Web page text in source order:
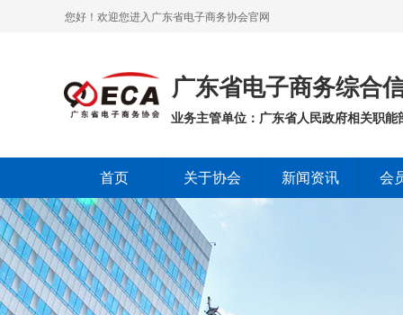
您好！欢迎您进入广东省电子商务协会官网
广东省电子商务综合
业务主管单位：广东省人民政府相关职能
首页 关于协会 新闻资讯 会